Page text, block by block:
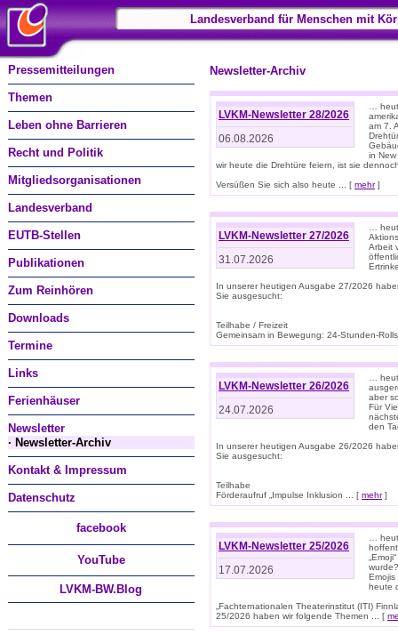
Landesverband für Menschen mit
Pressemitteilungen
Themen
Leben ohne Barrieren
Recht und Politik
Mitgliedsorganisationen
Landesverband
EUTB-Stellen
Publikationen
Zum Reinhören
Downloads
Termine
Links
Ferienhäuser
Newsletter
· Newsletter-Archiv
Kontakt & Impressum
Datenschutz
facebook
YouTube
LVKM-BW.Blog
Newsletter-Archiv
LVKM-Newsletter 28/2026
06.08.2026
…
am 7.
in
wir heute die Drehtüre feiern, ist sie
Versüßen Sie sich also heute ... [ mehr]
LVKM-Newsletter 27/2026
31.07.2026
…
Arbeit
In unserer heutigen Ausgabe 27/2026
Sie ausgesucht:
Teilhabe / Freizeit
Gemeinsam in Bewegung: 24-Stunden-
LVKM-Newsletter 26/2026
24.07.2026
…
aber
Für
den
In unserer heutigen Ausgabe 26/2026
Sie ausgesucht:
Teilhabe
Förderaufruf „Impulse Inklusion ... [ mehr]
LVKM-Newsletter 25/2026
17.07.2026
…
Emojis
heute
„Fachternationalen Theaterinstitut (ITI)
25/2026 haben wir folgende Themen ... [